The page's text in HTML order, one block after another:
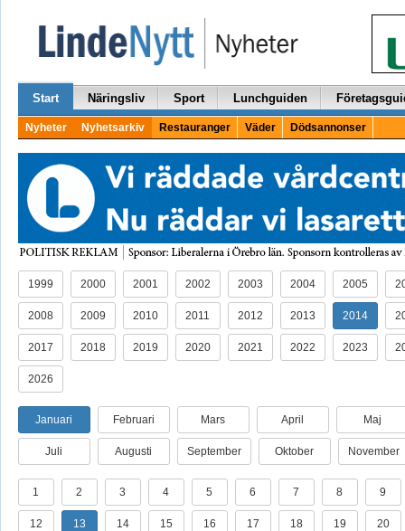
Start Näringsliv Sport Lunchguiden
Nyheter Nyhetsarkiv Restauranger Väder Dödsannonser
1999 2000 2001 2002 2003 2004 2005
2008 2009 2010 2011 2012 2013 2014
2017 2018 2019 2020 2021 2022 2023
2026
Januari Februari Mars April Maj
Juli Augusti September Oktober November
1 2 3 4 5 6 7 8 9
12 13 14 15 16 17 18 19 20